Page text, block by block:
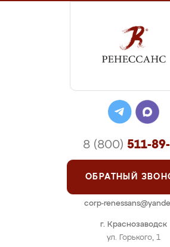
г. Краснозаводск
ул. Горького, 1
8 (800) 511-
ОБРАТНЫЙ
corp-